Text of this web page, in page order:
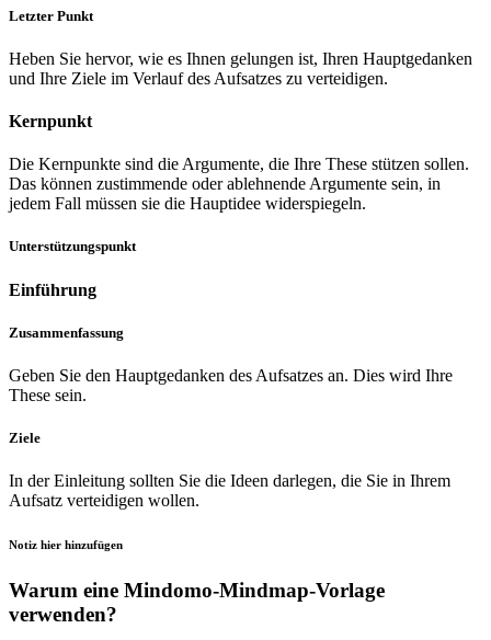
Letzter Punkt
Heben Sie hervor, wie es Ihnen gelungen ist, Ihren Hauptgedanken
und Ihre Ziele im Verlauf des Aufsatzes zu verteidigen.
Kernpunkt
Die Kernpunkte sind die Argumente, die Ihre These stützen sollen.
Das können zustimmende oder ablehnende Argumente sein, in
jedem Fall müssen sie die Hauptidee widerspiegeln.
Unterstützungspunkt
Einführung
Zusammenfassung
Geben Sie den Hauptgedanken des Aufsatzes an. Dies wird Ihre
These sein.
Ziele
In der Einleitung sollten Sie die Ideen darlegen, die Sie in Ihrem
Aufsatz verteidigen wollen.
Notiz hier hinzufügen
Warum eine Mindomo-Mindmap-Vorlage
verwenden?